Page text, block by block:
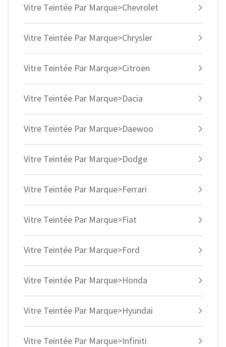
Vitre Teintée Par Marque>Chevrolet
Vitre Teintée Par Marque>Chrysler
Vitre Teintée Par Marque>Citroën
Vitre Teintée Par Marque>Dacia
Vitre Teintée Par Marque>Daewoo
Vitre Teintée Par Marque>Dodge
Vitre Teintée Par Marque>Ferrari
Vitre Teintée Par Marque>Fiat
Vitre Teintée Par Marque>Ford
Vitre Teintée Par Marque>Honda
Vitre Teintée Par Marque>Hyundai
Vitre Teintée Par Marque>Infiniti